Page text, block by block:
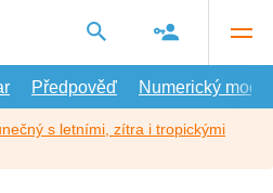
Předpověď Numerický model
s letními, zítra i tropickými